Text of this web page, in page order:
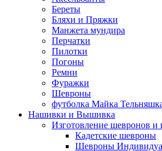
Береты
Бляхи и Пряжки
Манжета мундира
Перчатки
Пилотки
Погоны
Ремни
Фуражки
Шевроны
футболка Майка
Нашивки и Вышивка
Изготовление шевронов и
Кадетские шевроны
Шевроны